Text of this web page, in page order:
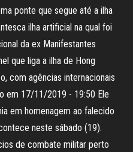
ponte que segue até a ilha
ilha artificial na qual foi
da ex Manifestantes
que liga a ilha de Hong
com agências internacionais
em 17/11/2019 - 19:50 Ele
em homenagem ao falecido
neste sábado (19).
de combate militar perto